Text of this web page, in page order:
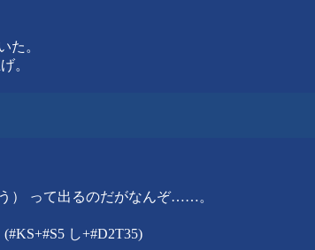
た。
。
） って出るのだがなんぞ……。
し+#D2T35)